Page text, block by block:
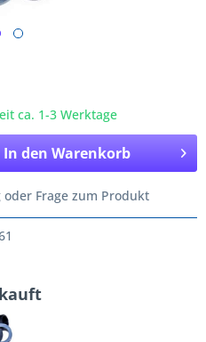
ca. 1-3 Werktage
In den Warenkorb
oder Frage zum Produkt